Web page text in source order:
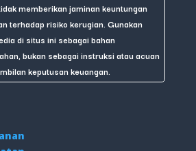
memberikan jaminan keuntungan
terhadap risiko kerugian. Gunakan
di situs ini sebagai bahan
bukan sebagai instruksi atau acuan
keputusan keuangan.